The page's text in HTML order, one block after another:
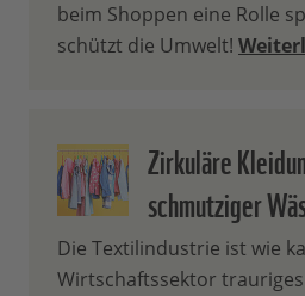
beim Shoppen eine Rolle
schützt die Umwelt!
Zirkuläre
schmutziger
Die Textilindustrie ist wie
Wirtschaftssektor